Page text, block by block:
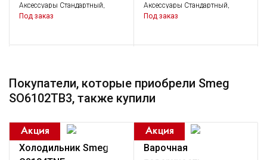
Аксессуары Стандартный,
Аксессуары
Под заказ
Аксессуары Стандартный,
Аксессуары
Под заказ
Аксессуары Стандартный,
Аксессуары
Под заказ
Покупатели, которые приобрели Smeg
SO6102TB3, также купили
Холодильник Smeg
Варочная